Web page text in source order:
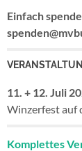
Einfach
11. + 12. Juli
Winzerfest auf
Komplettes